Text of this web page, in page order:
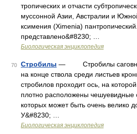
тропических и отчасти
муссонной Азии, Австралии и
ксимения (Ximenia)
представлено&#8230; …
Биологическая энциклопедия
70 Стробилы — Стробилы
на конце ствола среди листьев
стробилов проходит ось, на
плотно расположены
которых может быть очень велико
У&#8230; …
Биологическая энциклопедия